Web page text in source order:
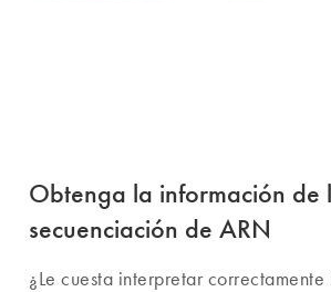
Obtenga la información
secuenciación de ARN
¿Le cuesta interpretar